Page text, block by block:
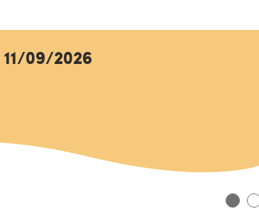
11/09/2026